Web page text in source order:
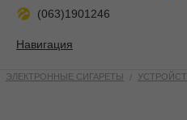
(063)1901246
Навигация
ЭЛЕКТРОННЫЕ СИГАРЕТЫ